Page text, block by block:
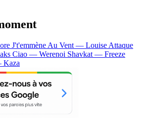
J't'emmène Au Vent — Louise Attaque
Ciao — Werenoi Shavkat — Freeze